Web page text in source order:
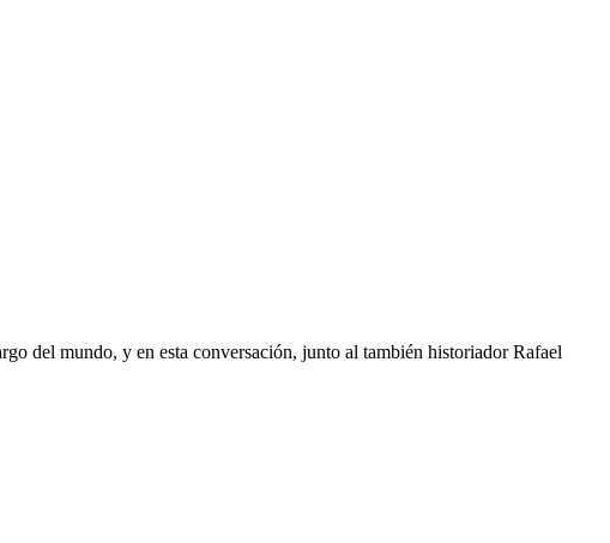
del mundo, y en esta conversación, junto al también historiador Rafael